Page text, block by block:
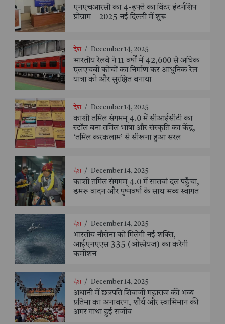
एनएचआरसी का 4-हफ्ते का विंटर इंटर्नशिप
प्रोग्राम – 2025 नई दिल्ली में शुरू
देश / December 14, 2025
भारतीय रेलवे ने 11 वर्षों में 42,600 से अधिक
एलएचबी कोचों का निर्माण कर आधुनिक रेल
यात्रा को और सुरक्षित बनाया
देश / December 14, 2025
काशी तमिल संगमम् 4.0 में सीआईसीटी का
स्टॉल बना तमिल भाषा और संस्कृति का केंद्र,
‘तमिल करकलाम’ से सीखना हुआ सरल
देश / December 14, 2025
काशी तमिल संगमम् 4.0 में सातवां दल पहुँचा,
डमरू वादन और पुष्पवर्षा के साथ भव्य स्वागत
देश / December 14, 2025
भारतीय नौसेना को मिलेगी नई शक्ति,
आईएनएएस 335 (ओस्प्रेयज़) का करेगी
कमीशन
देश / December 14, 2025
अथानी में छत्रपति शिवाजी महाराज की भव्य
प्रतिमा का अनावरण, शौर्य और स्वाभिमान की
अमर गाथा हुई सजीव